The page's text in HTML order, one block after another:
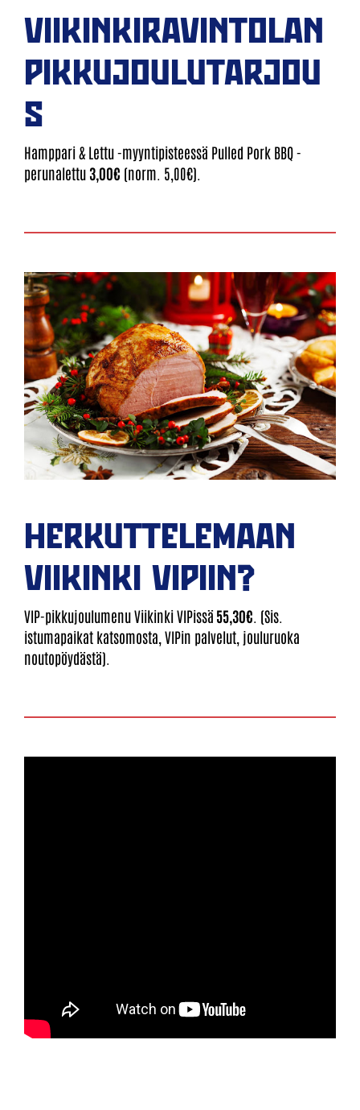
VIIKINKIRAVINTOLAN
PIKKUJOULUTARJOU
S
Hamppari & Lettu -myyntipisteessä Pulled Pork BBQ -
perunalettu 3,00€ (norm. 5,00€).
HERKUTTELEMAAN
VIIKINKI VIPIIN?
VIP-pikkujoulumenu Viikinki VIPissä55,30€ . (Sis.
istumapaikat katsomosta, VIPin palvelut, jouluruoka
noutopöydästä).